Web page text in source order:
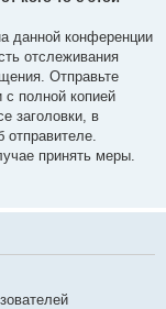
данной конференции
отслеживания
Отправьте
полной копией
заголовки, в
принять меры.